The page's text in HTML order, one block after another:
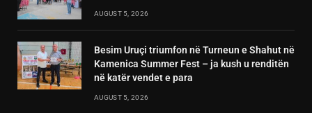
AUGUST 5, 2026
Besim Uruçi triumfon në Turneun e Shahut në
Kamenica Summer Fest – ja kush u renditën
në katër vendet e para
AUGUST 5, 2026